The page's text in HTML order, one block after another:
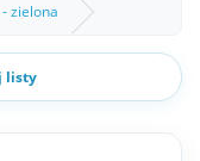
zielona
listy